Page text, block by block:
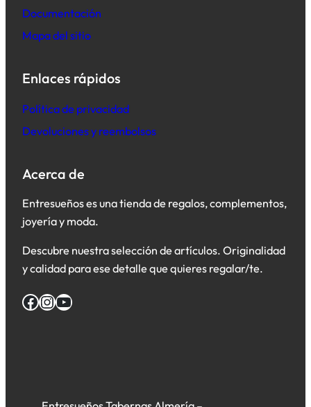
Documentación
Mapa del sitio
Enlaces rápidos
Política de privacidad
Devoluciones y reembolsos
Acerca de
Entresueños es una tienda de regalos, complementos,
joyería y moda.
Descubre nuestra selección de artículos. Originalidad
y calidad para ese detalle que quieres regalar/te.
Facebook InstagramYouTube